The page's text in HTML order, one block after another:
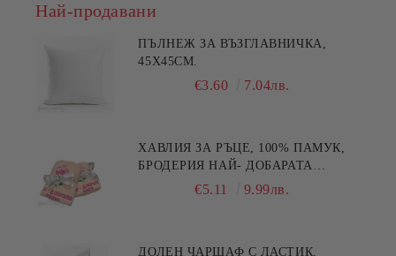
Най-продавани
ПЪЛНЕЖ ЗА ВЪЗГЛАВНИЧКА,
45X45СМ.
€3.60 7.04лв.
ХАВЛИЯ ЗА РЪЦЕ, 100% ПАМУК,
БРОДЕРИЯ НАЙ- ДОБАРАТА
МАЙКА/БАБА , РАЗМЕР:
€5.11 9.99лв.
ДОЛЕН ЧАРШАФ С ЛАСТИК,